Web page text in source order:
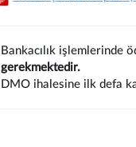
Bankacılık işlemlerinde
gerekmektedir.
DMO ihalesine ilk defa